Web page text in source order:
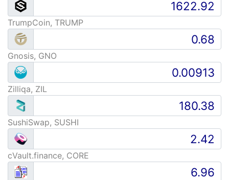
TrumpCoin, TRUMP
Gnosis, GNO
Zilliqa, ZIL
SushiSwap, SUSHI
cVault.finance, CORE